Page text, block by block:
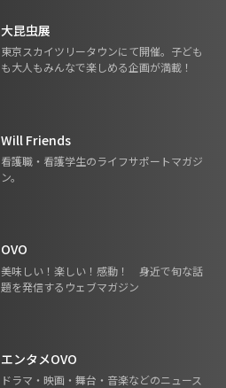
大昆虫展
東京スカイツリータウンにて開催。子ども
も大人もみんなで楽しめる企画が満載！
Will Friends
看護職・看護学生のライフサポートマガジ
ン。
OVO
美味しい！楽しい！感動！ 身近で旬な話
題を発信するウェブマガジン
エンタメOVO
ドラマ・映画・舞台・音楽などのニュース